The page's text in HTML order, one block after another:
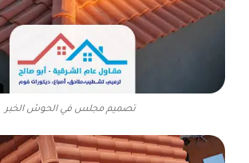
تصميم مجلس في الحوش الخبر